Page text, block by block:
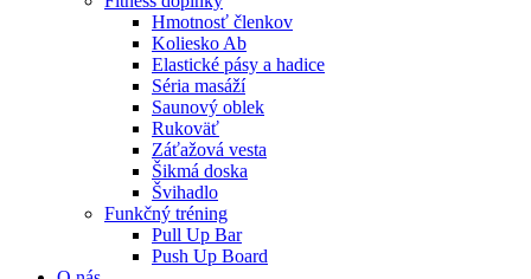
Hmotnosť členkov
Koliesko Ab
Elastické pásy a hadice
Séria masáží
Saunový oblek
Rukoväť
Záťažová vesta
Šikmá doska
Švihadlo
Funkčný tréning
Pull Up Bar
Push Up Board